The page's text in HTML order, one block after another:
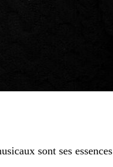
sont ses essences